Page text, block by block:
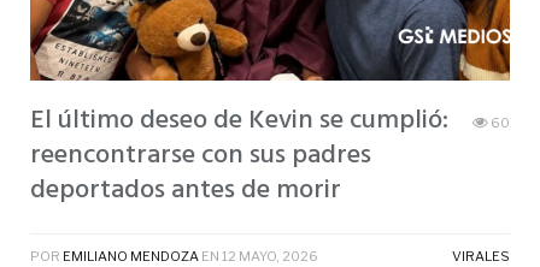
El último deseo de Kevin se cumplió:
reencontrarse con sus padres
deportados antes de morir
60
POR EMILIANO MENDOZA EN 12 MAYO, 2026 VIRALES